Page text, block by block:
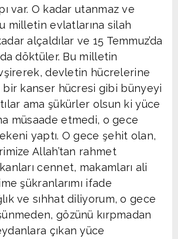
var. O kadar utanmaz ve
milletin evlatlarına silah
alçaldılar ve 15 Temmuz’da
döktüler. Bu milletin
devletin hücrelerine
kanser hücresi gibi bünyeyi
ama şükürler olsun ki yüce
müsaade etmedi, o gece
yaptı. O gece şehit olan,
Allah’tan rahmet
cennet, makamları ali
şükranlarımı ifade
ve sıhhat diliyorum, o gece
gözünü kırpmadan
çıkan yüce